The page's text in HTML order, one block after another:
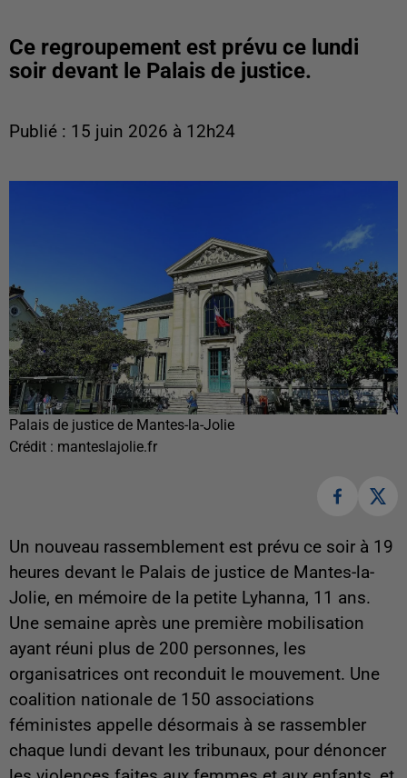
Ce regroupement est prévu ce lundi
soir devant le Palais de justice.
Publié : 15 juin 2026 à 12h24
Palais de justice de Mantes-la-Jolie
Crédit : manteslajolie.fr
Un nouveau rassemblement est prévu ce soir à 19
heures devant le Palais de justice de Mantes-la-
Jolie, en mémoire de la petite Lyhanna, 11 ans.
Une semaine après une première mobilisation
ayant réuni plus de 200 personnes, les
organisatrices ont reconduit le mouvement. Une
coalition nationale de 150 associations
féministes appelle désormais à se rassembler
chaque lundi devant les tribunaux, pour dénoncer